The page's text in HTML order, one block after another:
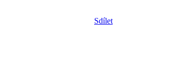
Sdílet